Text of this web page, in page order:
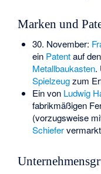
Marken und
30. November:
ein Patentauf
Metallbaukasten.
Spielzeugzum
Ein von Ludwig
fabrikmäßigen
(vorzugsweise
Schiefer